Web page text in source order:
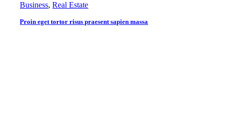
Business,Real Estate
Proin eget tortor risus praesent sapien massa